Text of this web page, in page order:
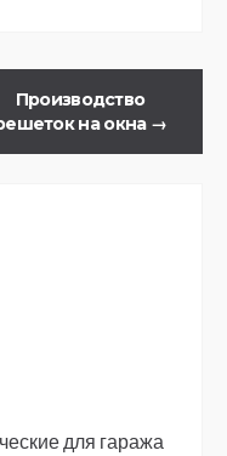
Производство
на окна →
для гаража